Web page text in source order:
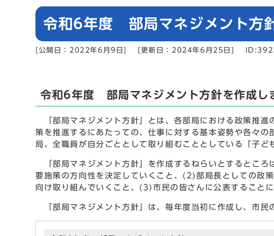
令和6年度 部局マネジメント方
[公開日：2022年6月9日] [更新日：2024年6月25日]
令和6年度 部局マネジメント方針を作成し
「部局マネジメント方針」とは、各部局における政策推進
策を推進するにあたっての、仕事に対する基本姿勢や各々
局、全職員が自分ごととして取り組むこととしている「子
「部局マネジメント方針」を作成するねらいとするとこ
要施策の方向性を決定していくこと、(2)部局長としての政
向け取り組んでいくこと、(3)市民の皆さんに公表すること
「部局マネジメント方針」は、毎年度当初に作成し、市民